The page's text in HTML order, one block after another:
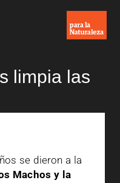
limpia las
se dieron a la
Machos y la